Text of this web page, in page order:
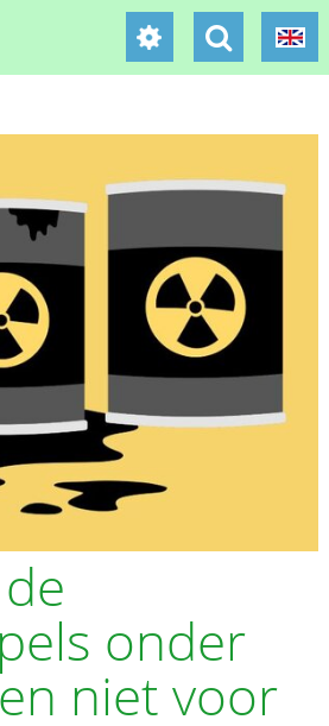
onder
niet voor